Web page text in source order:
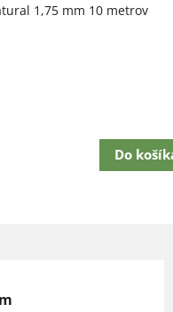
1,75 mm 10 metrov
Do